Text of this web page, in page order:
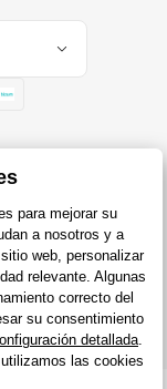
reservados
aplican